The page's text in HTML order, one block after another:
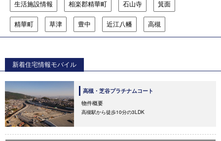
生活施設情報 相楽郡精華町 石山寺 箕面
精華町 草津 豊中 近江八幡 高槻
新着住宅情報モバイル
高槻・芝谷プラチナムコート
物件概要
高槻駅から徒歩10分の3LDK